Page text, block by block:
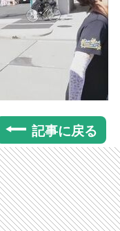
記事に戻る